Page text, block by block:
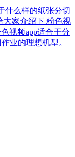
什么样的纸张分切
给大家介绍下 粉色视
色视频app适合于分
业的理想机型。